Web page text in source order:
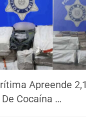
Apreende 2,1
Cocaína …